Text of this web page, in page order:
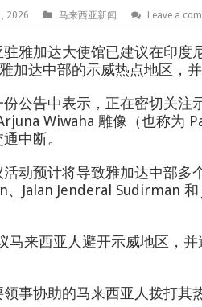
2026 马来西亚新闻 Leave a
雅加达大使馆已建议在印度
加达中部的示威热点地区，
公告中表示，正在密切关注
Wiwaha 雕像（也称为
中断。
动预计将导致雅加达中部多
、Jalan Jenderal Sudirman
马来西亚人避开示威地区，
事协助的马来西亚人拨打其